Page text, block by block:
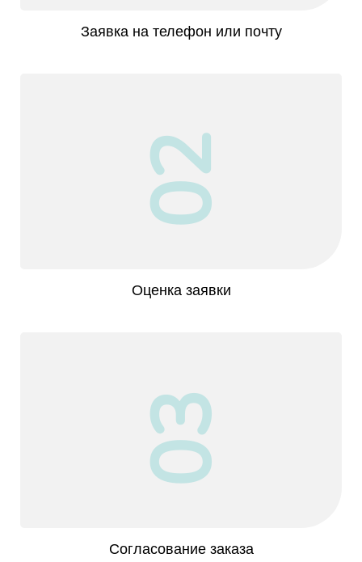
Заявка на телефон или почту
02
Оценка заявки
03
Согласование заказа